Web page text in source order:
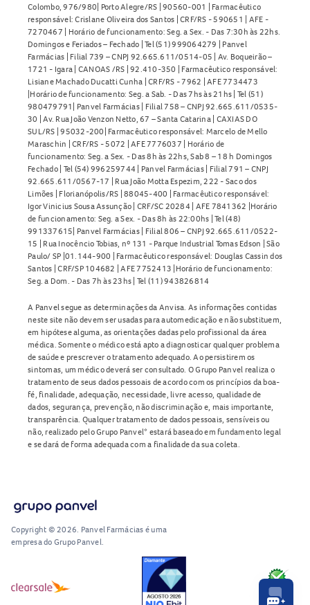
Colombo, 976/980| Porto Alegre/RS | 90560-001 | Farmacêutico
responsável: Crislane Oliveira dos Santos | CRF/RS - 590651 | AFE -
7270467 | Horário de funcionamento: Seg. a Sex. - Das 7:30h às 22hs.
Domingos e Feriados – Fechado | Tel (51) 999064279 | Panvel
Farmácias | Filial 739 – CNPJ 92.665.611/0514-05 | Av. Boqueirão –
1721 - Igara | CANOAS /RS | 92.410-350 | Farmacêutico responsável:
Lisiane Machado Ducatti Cunha | CRF/RS - 7962 | AFE 7734473
|Horário de funcionamento: Seg. a Sab. - Das 7hs às 21hs | Tel (51)
980479791| Panvel Farmácias | Filial 758 – CNPJ 92.665.611/0535-
30 | Av. Rua João Venzon Netto, 67 – Santa Catarina | CAXIAS DO
SUL/RS | 95032-200| Farmacêutico responsável: Marcelo de Mello
Maraschin | CRF/RS - 5072 | AFE 7776037 | Horário de
funcionamento: Seg. a Sex. - Das 8h às 22hs, Sab 8 – 18 h Domingos
Fechado | Tel (54) 996259744 | Panvel Farmácias | Filial 791 – CNPJ
92.665.611/0567-17 | Rua João Motta Espezim, 222 - Saco dos
Limões | Florianópolis/RS | 88045-400 | Farmacêutico responsável:
Igor Vinicius Sousa Assunção | CRF/SC 20284 | AFE 7841362 |Horário
de funcionamento: Seg. a Sex. - Das 8h às 22:00hs | Tel (48)
991337615| Panvel Farmácias | Filial 806 – CNPJ 92.665.611/0522-
15 | Rua Inocêncio Tobias, nº 131 - Parque Industrial Tomas Edson | São
Paulo/ SP |01.144-900 | Farmacêutico responsável: Douglas Cassin dos
Santos | CRF/SP 104682 | AFE 7752413 |Horário de funcionamento:
Seg. a Dom. - Das 7h às 23hs | Tel (11) 943826814
A Panvel segue as determinações da Anvisa. As informações contidas
neste site não devem ser usadas para automedicação e não substituem,
em hipótese alguma, as orientações dadas pelo profissional da área
médica. Somente o médico está apto a diagnosticar qualquer problema
de saúde e prescrever o tratamento adequado. Ao persistirem os
sintomas, um médico deverá ser consultado. O Grupo Panvel realiza o
tratamento de seus dados pessoais de acordo com os princípios da boa-
fé, finalidade, adequação, necessidade, livre acesso, qualidade de
dados, segurança, prevenção, não discriminação e, mais importante,
transparência. Qualquer tratamento de dados pessoais, sensíveis ou
não, realizado pelo Grupo Panvel* estará baseado em fundamento legal
e se dará de forma adequada com a finalidade da sua coleta.
Copyright © 2026. Panvel Farmácias é uma
empresa do Grupo Panvel.